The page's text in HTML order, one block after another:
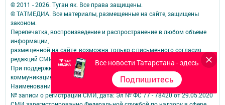
Все новости Татарстана - здесь
Подпишитесь
© 2011 - 2026. Туган як. Все права защищены.
© ТАТМЕДИА. Все материалы, размещенные на сайте, защищены
законом.
Перепечатка, воспроизведение и распространение в любом объеме
информации,
размещенной на сайте, возможна только с письменного согласия
редакций СМИ.
При поддержке Республиканского агентства по печати и массовым
коммуникациям.
Наименование СМИ: Туган як
№ записи о регистрации СМИ, дата: Эл № ФС 77 - 78420 от 29.05.2020